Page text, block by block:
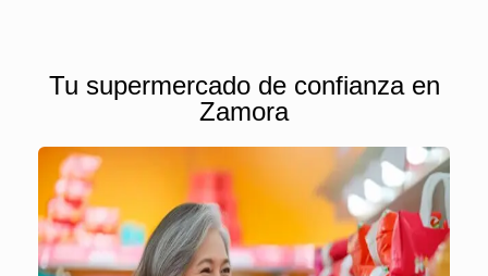
Tu supermercado de confianza en
Zamora